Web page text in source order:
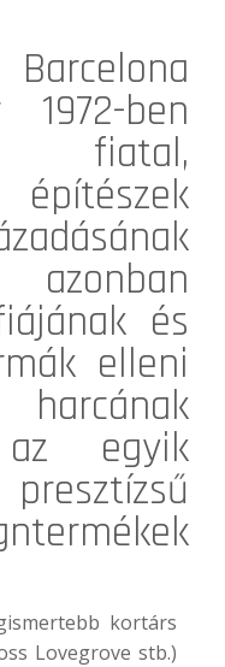
1972-ben
fiatal,
és
elleni
az egyik
kortárs
Lovegrove stb.)